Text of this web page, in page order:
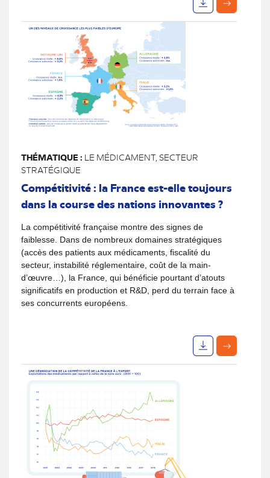
THÉMATIQUE : LE MÉDICAMENT, SECTEUR
STRATÉGIQUE
Compétitivité : la France est-elle toujours
dans la course des nations innovantes ?
La compétitivité française montre des signes de
faiblesse. Dans de nombreux domaines stratégiques
(accès des patients aux médicaments, fiscalité du
secteur, instabilité réglementaire, coût de la main-
d’œuvre…), la France, qui bénéficie pourtant d’atouts
significatifs en production et R&D, perd du terrain face à
ses concurrents européens.